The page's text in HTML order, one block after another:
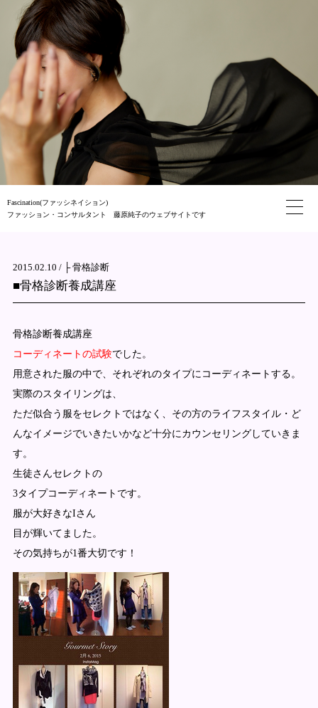
Fascination(ファッシネイション)
ファッション・コンサルタント 藤原純子のウェブサイトです
2015.02.10 / ├ 骨格診断
■骨格診断養成講座
骨格診断養成講座
コーディネートの試験でした。
用意された服の中で、それぞれのタイプにコーディネートする。
実際のスタイリングは、
ただ似合う服をセレクトではなく、その方のライフスタイル・ど
んなイメージでいきたいかなど十分にカウンセリングしていきま
す。
生徒さんセレクトの
3タイプコーディネートです。
服が大好きなIさん
目が輝いてました。
その気持ちが1番大切です！